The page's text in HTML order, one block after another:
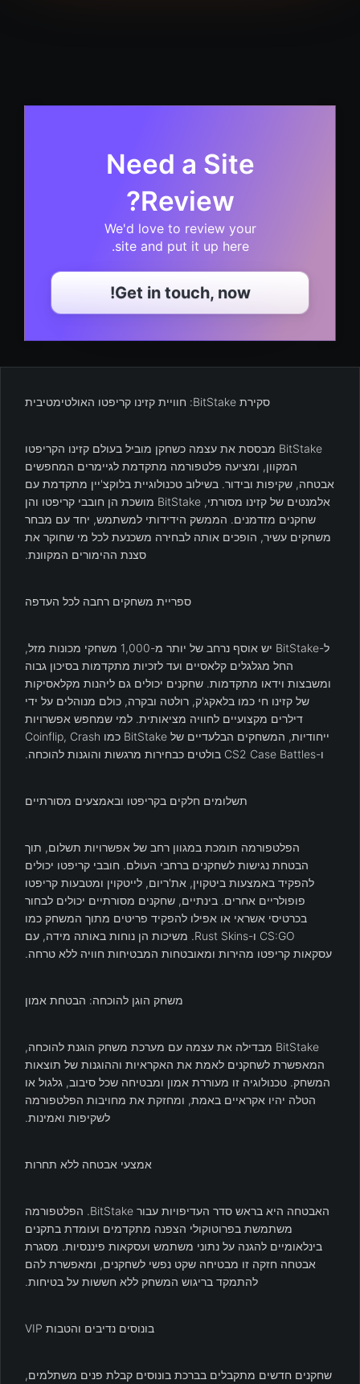
Need a Site
Review?
We'd love to review your
site and put it up here.
Get in touch, now!
סקירת BitStake: חוויית קזינו קריפטו האולטימטיבית
BitStake מבססת את עצמה כשחקן מוביל בעולם קזינו הקריפטו
המקוון, ומציעה פלטפורמה מתקדמת לגיימרים המחפשים
אבטחה, שקיפות ובידור. בשילוב טכנולוגיית בלוקצ'יין מתקדמת עם
אלמנטים של קזינו מסורתי, BitStake מושכת הן חובבי קריפטו והן
שחקנים מזדמנים. הממשק הידידותי למשתמש, יחד עם מבחר
משחקים עשיר, הופכים אותה לבחירה משכנעת לכל מי שחוקר את
סצנת ההימורים המקוונת.
ספריית משחקים רחבה לכל העדפה
ל-BitStake יש אוסף נרחב של יותר מ-1,000 משחקי מכונות מזל,
החל מגלגלים קלאסיים ועד לזכיות מתקדמות בסיכון גבוה
ומשבצות וידאו מתקדמות. שחקנים יכולים גם ליהנות מקלאסיקות
של קזינו חי כמו בלאקג'ק, רולטה ובקרה, כולם מנוהלים על ידי
דילרים מקצועיים לחוויה מציאותית. למי שמחפש אפשרויות
ייחודיות, המשחקים הבלעדיים של BitStake כמו Coinflip, Crash
ו-CS2 Case Battles בולטים כבחירות מרגשות והוגנות להוכחה.
תשלומים חלקים בקריפטו ובאמצעים מסורתיים
הפלטפורמה תומכת במגוון רחב של אפשרויות תשלום, תוך
הבטחת נגישות לשחקנים ברחבי העולם. חובבי קריפטו יכולים
להפקיד באמצעות ביטקוין, את'ריום, לייטקוין ומטבעות קריפטו
פופולריים אחרים. בינתיים, שחקנים מסורתיים יכולים לבחור
בכרטיסי אשראי או אפילו להפקיד פריטים מתוך המשחק כמו
CS:GO ו-Rust Skins. משיכות הן נוחות באותה מידה, עם
עסקאות קריפטו מהירות ומאובטחות המבטיחות חוויה ללא טרחה.
משחק הוגן להוכחה: הבטחת אמון
BitStake מבדילה את עצמה עם מערכת משחק הוגנת להוכחה,
המאפשרת לשחקנים לאמת את האקראיות וההוגנות של תוצאות
המשחק. טכנולוגיה זו מעוררת אמון ומבטיחה שכל סיבוב, גלגול או
הטלה יהיו אקראיים באמת, ומחזקת את מחויבות הפלטפורמה
לשקיפות ואמינות.
אמצעי אבטחה ללא תחרות
האבטחה היא בראש סדר העדיפויות עבור BitStake. הפלטפורמה
משתמשת בפרוטוקולי הצפנה מתקדמים ועומדת בתקנים
בינלאומיים להגנה על נתוני משתמש ועסקאות פיננסיות. מסגרת
אבטחה חזקה זו מבטיחה שקט נפשי לשחקנים, ומאפשרת להם
להתמקד בריגוש המשחק ללא חששות על בטיחות.
בונוסים נדיבים והטבות VIP
שחקנים חדשים מתקבלים בברכת בונוסים קבלת פנים משתלמים,